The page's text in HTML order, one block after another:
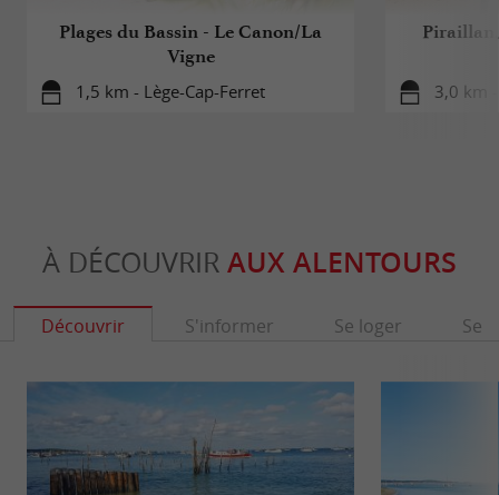
Plages du Bassin - Le Canon/La
Vigne
1,5 km - Lège-Cap-Ferret 3,0 km
À DÉCOUVRIR AUX ALENTOURS
Découvrir S'informer Se loger Se